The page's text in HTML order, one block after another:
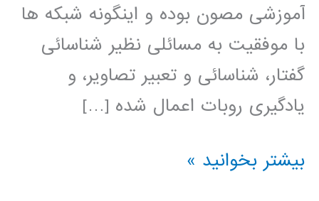
آموزشی مصون بوده و اینگونه شبکه ها
با موفقیت به مسائلی نظیر شناسائی
گفتار، شناسائی و تعبیر تصاویر، و
یادگیری روبات اعمال شده […]
شبکه
بیشتر بخوانید »